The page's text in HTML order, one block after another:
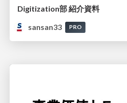
Digitization部 紹介資料
sansan33
PRO